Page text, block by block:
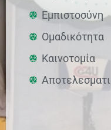
Εμπιστοσύνη
Ομαδικότητα
Καινοτομία